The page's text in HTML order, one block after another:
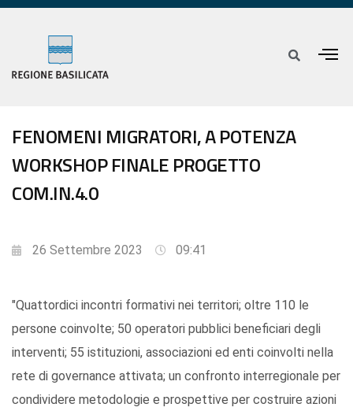
FENOMENI MIGRATORI, A POTENZA
WORKSHOP FINALE PROGETTO
COM.IN.4.0
26 Settembre 2023 09:41
"Quattordici incontri formativi nei territori; oltre 110 le
persone coinvolte; 50 operatori pubblici beneficiari degli
interventi; 55 istituzioni, associazioni ed enti coinvolti nella
rete di governance attivata; un confronto interregionale per
condividere metodologie e prospettive per costruire azioni